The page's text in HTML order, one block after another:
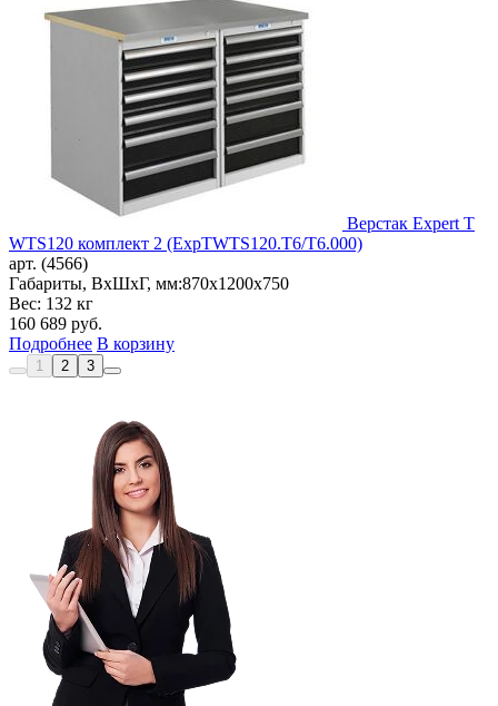
Верстак Expert T
WTS120 комплект 2 (ExpTWTS120.T6/T6.000)
арт. (4566)
Габариты, ВxШxГ, мм:870x1200x750
Вес: 132 кг
160 689 руб.
Подробнее В корзину
1 2 3